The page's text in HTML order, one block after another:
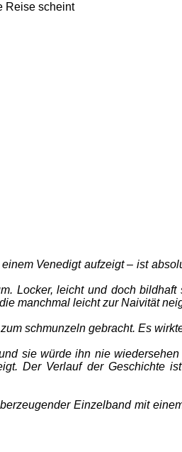
Reise scheint
Venedigt aufzeigt – ist
Locker, leicht und doch
manchmal leicht zur Naivität
schmunzeln gebracht. Es
sie würde ihn nie
Der Verlauf der Geschichte
Einzelband mit